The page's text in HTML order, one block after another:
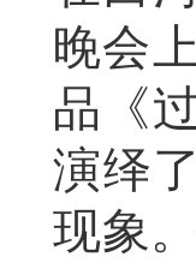
晚会
品《
演绎
现象